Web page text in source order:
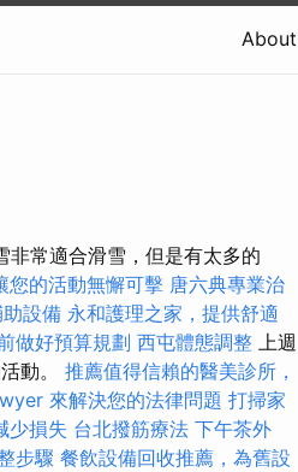
About
常適合滑雪，但是有太多的
您的活動無懈可擊 唐六典專業治
設備 永和護理之家，提供舒適
做好預算規劃 西屯體態調整 上週
動。 推薦值得信賴的醫美診所，
來解決您的法律問題 打掃家
少損失 台北撥筋療法 下午茶外
步驟 餐飲設備回收推薦，為舊設